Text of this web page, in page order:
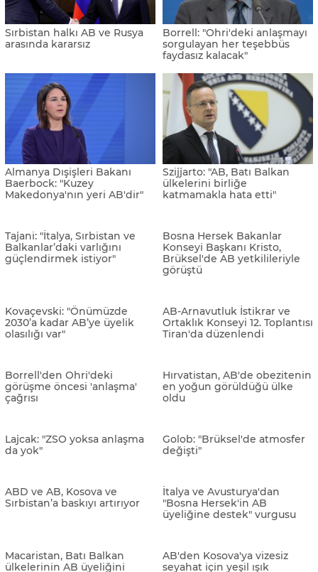
Tajani: "Batı Balkanlar'ın,
AB'ye entegrasyonunda
Vatikan, Bosna Hersek'e AB
üyeliği için aday ülke statüsü
verilmesinden memnun
Sırbistan halkı AB ve Rusya
arasında kararsız
Borrell: "Ohri'deki anlaşmayı
sorgulayan her teşebbüs
Almanya Dışişleri Bakanı
Baerbock: "Kuzey
Szijjarto: "AB, Batı Balkan
ülkelerini birliğe
güçlendirmek istiyor"
Brüksel'de AB yetkilileriyle
görüştü